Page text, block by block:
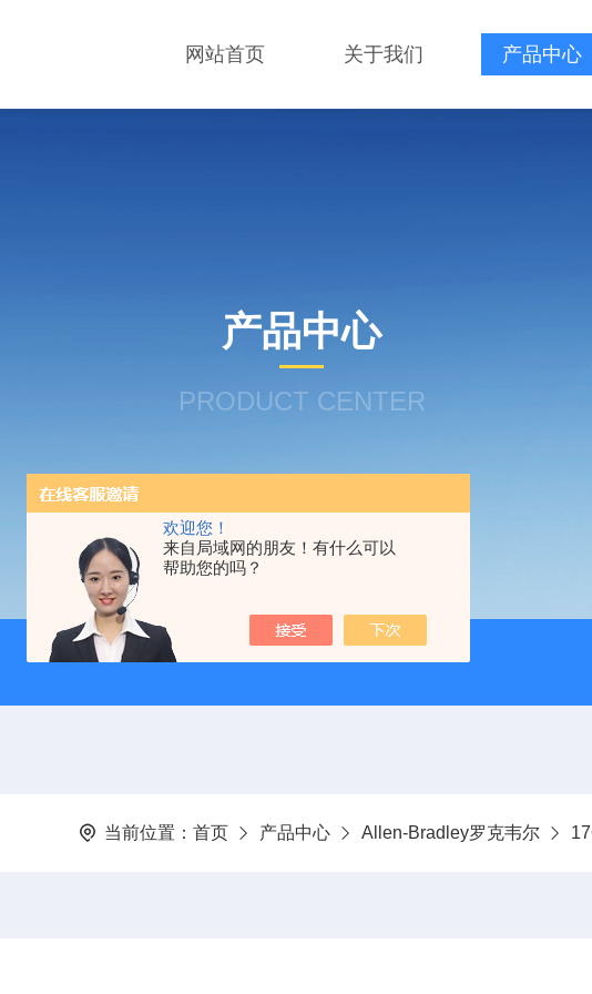
欢迎您！
来自局域网的朋友！有什么可以
帮助您的吗？
网站首页 关于我们 产品中心
产品中心
PRODUCT CENTER
当前位置： 首页 产品中心 Allen-Bradley罗克韦尔